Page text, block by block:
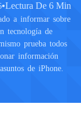
•Lectura De 6 Min
a informar sobre
tecnología de
prueba todos
información
de iPhone.